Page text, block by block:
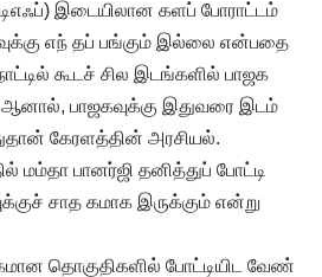
இடையிலான களப் போராட்டம்
எந் தப் பங்கும் இல்லை என்பதை
கூடச் சில இடங்களில் பாஜக
ஆனால், பாஜகவுக்கு இதுவரை இடம்
கேரளத்தின் அரசியல்.
மம்தா பானர்ஜி தனித்துப் போட்டி
சாத கமாக இருக்கும் என்று
தொகுதிகளில் போட்டியிட வேண்